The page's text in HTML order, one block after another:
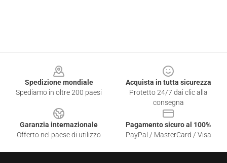
Spedizione mondiale
Spediamo in oltre 200 paesi
Acquista in tutta sicurezza
Protetto 24/7 dai clic alla
consegna
Garanzia internazionale
Offerto nel paese di utilizzo
Pagamento sicuro al 100%
PayPal / MasterCard / Visa